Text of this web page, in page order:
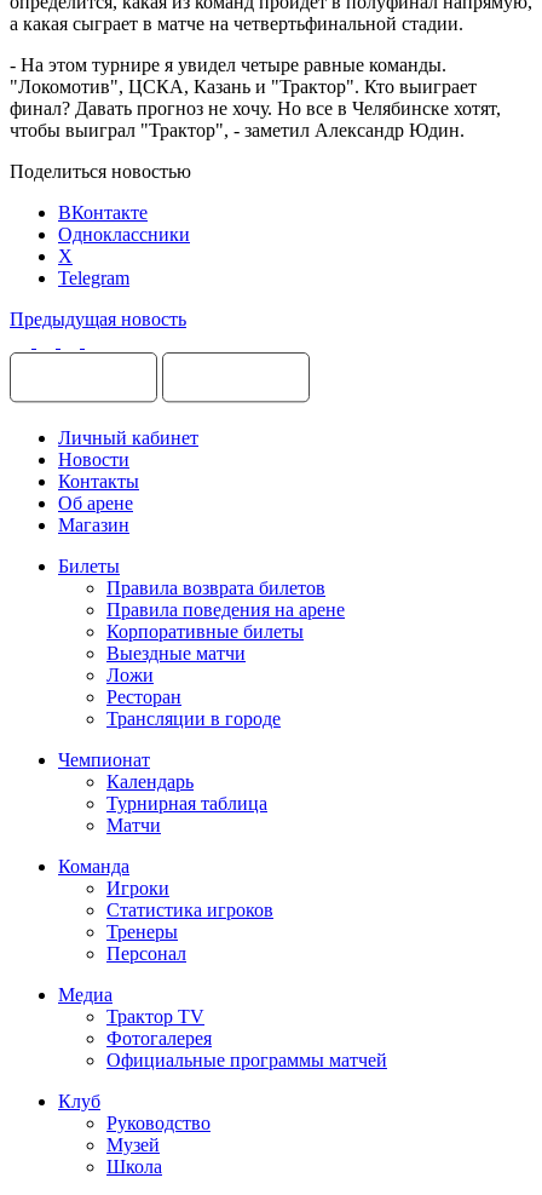
а какая сыграет в матче на четвертьфинальной стадии.
- На этом турнире я увидел четыре равные команды.
"Локомотив", ЦСКА, Казань и "Трактор". Кто выиграет
финал? Давать прогноз не хочу. Но все в Челябинске хотят,
чтобы выиграл "Трактор", - заметил Александр Юдин.
Поделиться новостью
ВКонтакте
Одноклассники
X
Telegram
Предыдущая новость
Личный кабинет
Новости
Контакты
Об арене
Магазин
Билеты
Правила возврата билетов
Правила поведения на арене
Корпоративные билеты
Выездные матчи
Ложи
Ресторан
Трансляции в городе
Чемпионат
Календарь
Турнирная таблица
Матчи
Команда
Игроки
Статистика игроков
Тренеры
Персонал
Медиа
Трактор TV
Фотогалерея
Официальные программы матчей
Клуб
Руководство
Музей
Школа